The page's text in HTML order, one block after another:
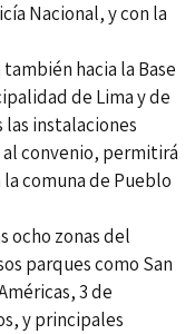
Nacional, y con la
hacia la Base
de Lima y de
instalaciones
al convenio, permitirá
comuna de Pueblo
ocho zonas del
parques como San
3 de
y principales